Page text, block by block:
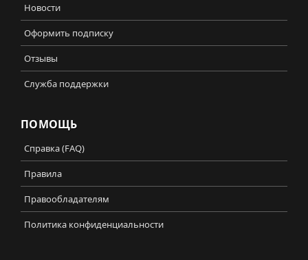
Новости
Оформить подписку
Отзывы
Служба поддержки
ПОМОЩЬ
Справка (FAQ)
Правила
Правообладателям
Политика конфиденциальности